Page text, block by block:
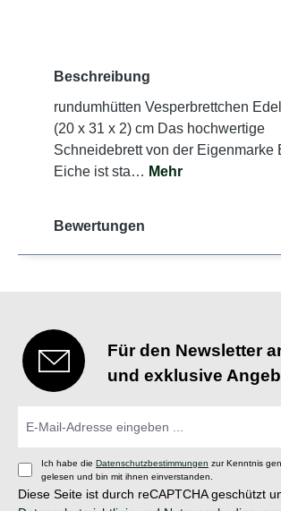
Beschreibung
rundumhütten Vesperbrettchen
(20 x 31 x 2) cm Das hochwertige
Schneidebrett von der Eigenmarke
Eiche ist sta… Mehr
Bewertungen
Für den Newsletter
und exklusive
Ich habe die Datenschutzbestimmungen zur Kenntnis
gelesen und bin mit ihnen einverstanden.
Diese Seite ist durch reCAPTCHA geschützt